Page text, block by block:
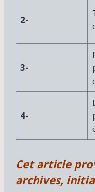
s
r
v
é
e
s
2-
3-
4-
Cet article
archives,